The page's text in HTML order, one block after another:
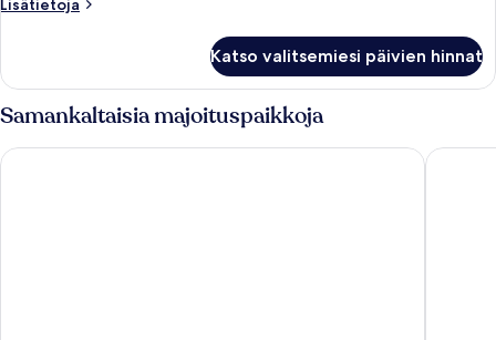
Katso valitsemiesi päivien hinnat
Samankaltaisia majoituspaikkoja
Napa Mermaid Hotel & Suites Grecian